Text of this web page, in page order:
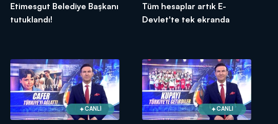
Etimesgut Belediye Başkanı
tutuklandı!
Tüm hesaplar artık E-
Devlet'te tek ekranda
CANLI CANLI